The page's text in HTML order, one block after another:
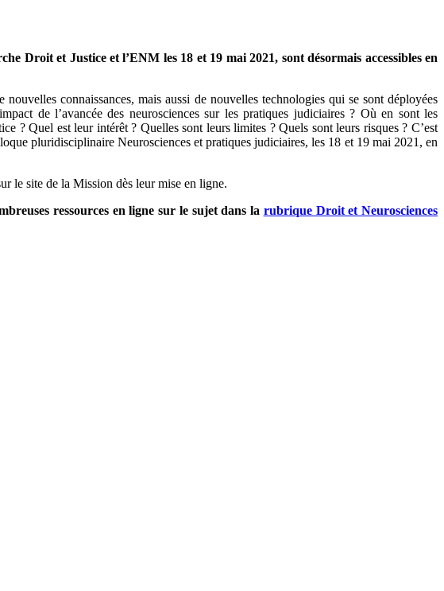
Droit et Justice et l’ENM les 18 et 19 mai 2021, sont désormais accessibles en
connaissances, mais aussi de nouvelles technologies qui se sont déployées
de l’avancée des neurosciences sur les pratiques judiciaires ? Où en sont les
? Quel est leur intérêt ? Quelles sont leurs limites ? Quels sont leurs risques ? C’est
pluridisciplinaire Neurosciences et pratiques judiciaires, les 18 et 19 mai 2021, en
le site de la Mission dès leur mise en ligne.
ressources en ligne sur le sujet dans la rubrique Droit et Neurosciences